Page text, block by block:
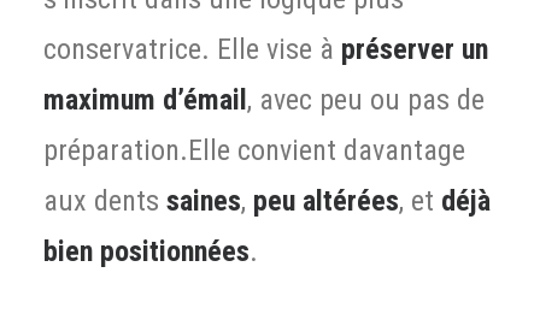
conservatrice. Elle vise à préserver un
maximum d’émail , avec peu ou pas de
préparation.Elle convient davantage
aux dents saines, peu altérées, et déjà
bien positionnées.